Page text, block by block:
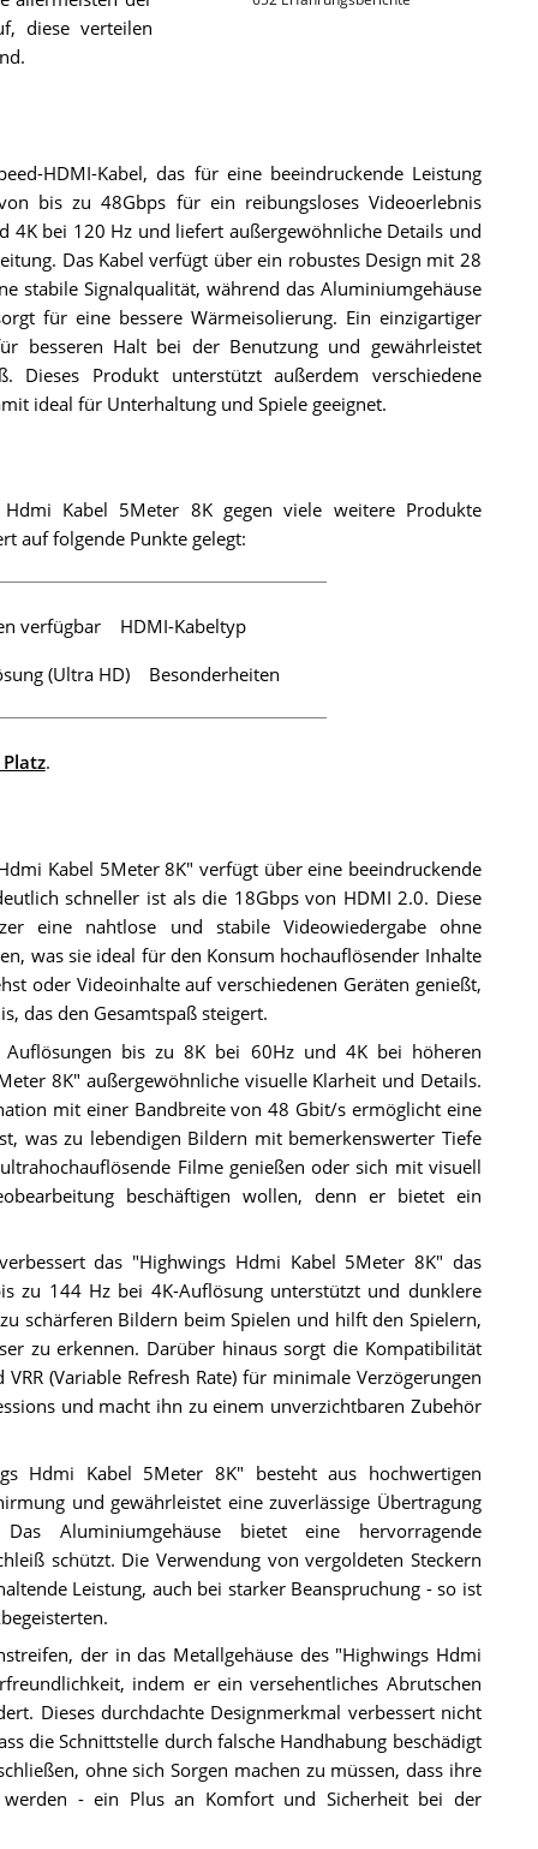
diese verteilen
HDMI-Kabel, das für eine beeindruckende Leistung
bis zu 48Gbps für ein reibungsloses Videoerlebnis
4K bei 120 Hz und liefert außergewöhnliche Details und
Das Kabel verfügt über ein robustes Design mit 28
stabile Signalqualität, während das Aluminiumgehäuse
für eine bessere Wärmeisolierung. Ein einzigartiger
besseren Halt bei der Benutzung und gewährleistet
Dieses Produkt unterstützt außerdem verschiedene
ideal für Unterhaltung und Spiele geeignet.
Kabel 5Meter 8K gegen viele weitere Produkte
auf folgende Punkte gelegt:
verfügbar
HDMI-Kabeltyp
(Ultra HD) Besonderheiten
.
Kabel 5Meter 8K" verfügt über eine beeindruckende
schneller ist als die 18Gbps von HDMI 2.0. Diese
eine nahtlose und stabile Videowiedergabe ohne
was sie ideal für den Konsum hochauflösender Inhalte
oder Videoinhalte auf verschiedenen Geräten genießt,
das den Gesamtspaß steigert.
bis zu 8K bei 60Hz und 4K bei höheren
8K" außergewöhnliche visuelle Klarheit und Details.
mit einer Bandbreite von 48 Gbit/s ermöglicht eine
was zu lebendigen Bildern mit bemerkenswerter Tiefe
Filme genießen oder sich mit visuell
beschäftigen wollen, denn er bietet ein
das "Highwings Hdmi Kabel 5Meter 8K" das
zu 144 Hz bei 4K-Auflösung unterstützt und dunklere
schärferen Bildern beim Spielen und hilft den Spielern,
zu erkennen. Darüber hinaus sorgt die Kompatibilität
(Variable Refresh Rate) für minimale Verzögerungen
und macht ihn zu einem unverzichtbaren Zubehör
Hdmi Kabel 5Meter 8K" besteht aus hochwertigen
und gewährleistet eine zuverlässige Übertragung
Aluminiumgehäuse bietet eine hervorragende
schützt. Die Verwendung von vergoldeten Steckern
Leistung, auch bei starker Beanspruchung - so ist
der in das Metallgehäuse des "Highwings Hdmi
indem er ein versehentliches Abrutschen
Dieses durchdachte Designmerkmal verbessert nicht
die Schnittstelle durch falsche Handhabung beschädigt
ohne sich Sorgen machen zu müssen, dass ihre
- ein Plus an Komfort und Sicherheit bei der